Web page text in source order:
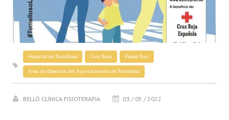
Hospital de Tomelloso Cruz Roja Pieles Run
Área de Deportes del Ayuntamiento de Tomelloso
BELLÓ CLÍNICA FISIOTERAPIA 03 / 05 / 2022